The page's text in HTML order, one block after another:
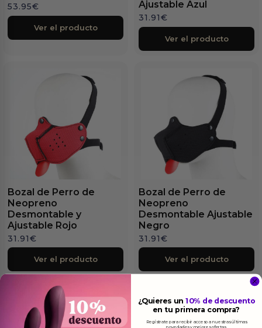
53.95€
Ver el producto
Ajustable Azul
31.91€
Ver el producto
Bozal de Perro de
Neopreno
Desmontable y
Ajustable Rojo
31.91€
Ver el producto
Bozal de Perro de
Neopreno
Desmontable Ajustable
Negro
31.91€
Ver el producto
¿Quieres un10% de descuento
en tu primera compra?
Regístrate para recibir acceso a nuestras últimas